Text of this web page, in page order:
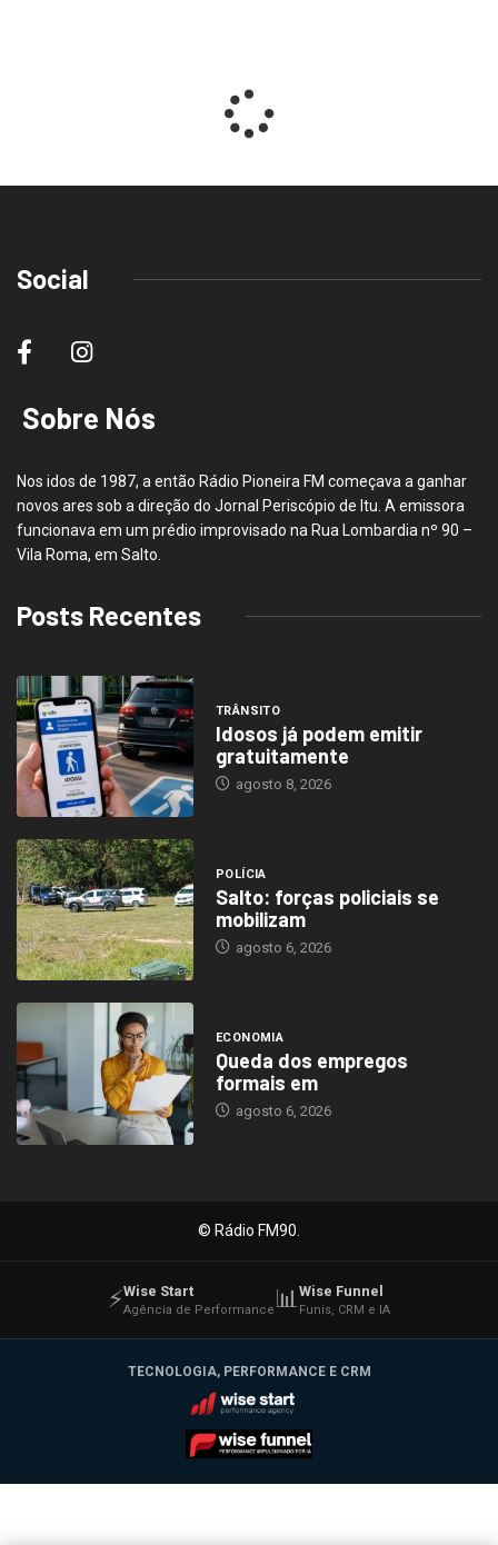
Social
Sobre Nós
Nos idos de 1987, a então Rádio Pioneira FM começava a ganhar
novos ares sob a direção do Jornal Periscópio de Itu. A emissora
funcionava em um prédio improvisado na Rua Lombardia nº 90 –
Vila Roma, em Salto.
Posts Recentes
TRÂNSITO
Idosos já podem emitir
gratuitamente
agosto 8, 2026
POLÍCIA
Salto: forças policiais se
mobilizam
agosto 6, 2026
ECONOMIA
Queda dos empregos
formais em
agosto 6, 2026
© Rádio FM90.
⚡Wise Start
Agência de Performance 📊Wise Funnel
Funis, CRM e IA
TECNOLOGIA, PERFORMANCE E CRM
Wise Start
Wise Funnel